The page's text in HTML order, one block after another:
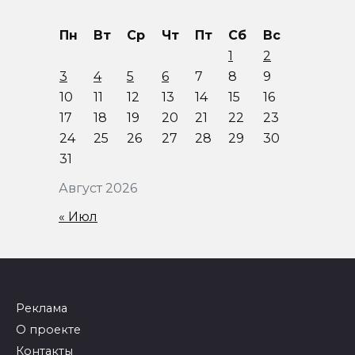
Август 2026
Пн Вт Ср Чт Пт Сб
Вс
1
2
3
4 5 6 7 8
9
10
11 12 13 14 15
16
17
18 19 20 21 22
23
24
25 26 27 28 29
30
31
« Июл
Реклама
О проекте
Контакты